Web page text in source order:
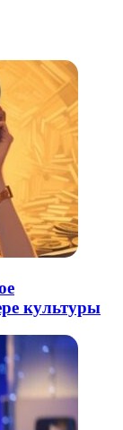
культуры